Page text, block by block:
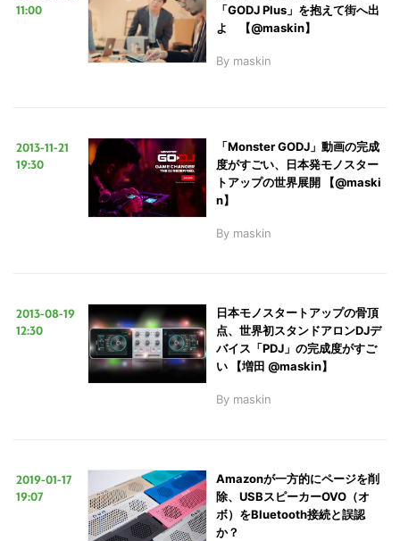
11:00
「GODJ Plus」を抱えて街へ出
よ 【@maskin】
By maskin
2013-11-21
19:30
「Monster GODJ」動画の完成
度がすごい、日本発モノスター
トアップの世界展開 【@maski
n】
By maskin
2013-08-19
12:30
日本モノスタートアップの骨頂
点、世界初スタンドアロンDJデ
バイス「PDJ」の完成度がすご
い 【増田 @maskin】
By maskin
2019-01-17
19:07
Amazonが一方的にページを削
除、USBスピーカーOVO（オ
ボ）をBluetooth接続と誤認
か？